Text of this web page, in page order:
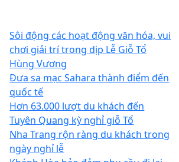
Sôi động các hoạt động văn hóa, vui
chơi giải trí trong dịp Lễ Giỗ Tổ
Hùng Vương
Đưa sa mạc Sahara thành điểm đến
quốc tế
Hơn 63.000 lượt du khách đến
Tuyên Quang kỳ nghỉ giỗ Tổ
Nha Trang rộn ràng du khách trong
ngày nghỉ lễ